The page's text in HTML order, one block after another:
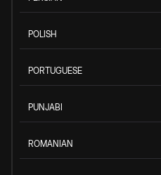
POLISH
PORTUGUESE
PUNJABI
ROMANIAN